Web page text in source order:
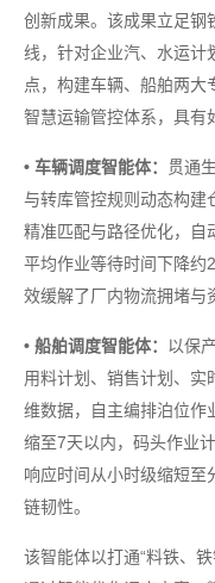
创新成果。该成果立足钢
线，针对企业汽、水运计
点，构建车辆、船舶两
智慧运输管控体系，具有
• 车辆调度智能体：
贯通
与转库管控规则动态构建
精准匹配与路径优化，自
平均作业等待时间下降约
效缓解了厂内物流拥堵与
• 船舶调度智能体：
以保
用料计划、销售计划、实
维数据，自主编排泊位作
缩至7天以内，码头作业
响应时间从小时级缩短至
链韧性。
该智能体以打通“料铁、